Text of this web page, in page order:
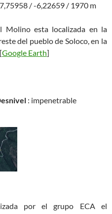
/ -6,22659 / 1970 m
Molino esta localizada en la
del pueblo de Soloco, en la
Google Earth]
: impenetrable
por el grupo ECA el